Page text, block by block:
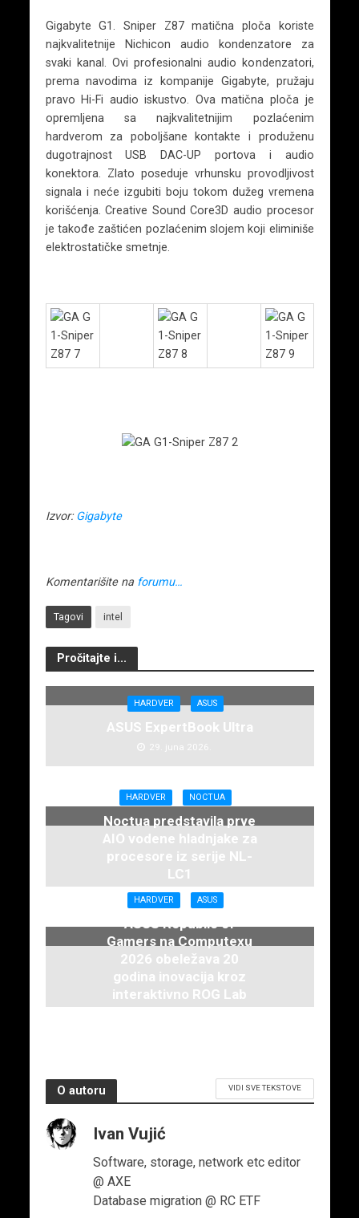
Gigabyte G1. Sniper Z87 matična ploča koriste
najkvalitetnije Nichicon audio kondenzatore za
svaki kanal. Ovi profesionalni audio kondenzatori,
prema navodima iz kompanije Gigabyte, pružaju
pravo Hi-Fi audio iskustvo. Ova matična ploča je
opremljena sa najkvalitetnijim pozlaćenim
hardverom za poboljšane kontakte i produženu
dugotrajnost USB DAC-UP portova i audio
konektora. Zlato poseduje vrhunsku provodljivost
signala i neće izgubiti boju tokom dužeg vremena
korišćenja. Creative Sound Core3D audio procesor
je takođe zaštićen pozlaćenim slojem koji eliminiše
elektrostatičke smetnje.
Izvor: Gigabyte
Komentarišite na forumu…
Tagovi intel
Pročitajte i...
HARDVER ASUS
ASUS ExpertBook Ultra
29. juna 2026.
HARDVER NOCTUA
Noctua predstavila prve
AIO vodene hladnjake za
procesore iz serije NL-
LC1
16. juna 2026.
HARDVER ASUS
ASUS Republic of
Gamers na Computexu
2026 obeležava 20
godina inovacija kroz
interaktivno ROG Lab
iskustvo
O autoru VIDI SVE TEKSTOVE
Ivan Vujić
Software, storage, network etc editor
@ AXE
Database migration @ RC ETF